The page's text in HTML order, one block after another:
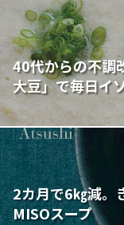
40代からの不調
大豆」で毎日イ
2カ月で6㎏減。
MISOスープ